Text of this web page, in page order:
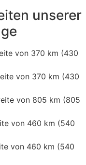
unserer
von 370 km (430
von 370 km (430
von 805 km (805
von 460 km (540
von 460 km (540